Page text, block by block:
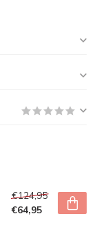
€124,95
€64,95